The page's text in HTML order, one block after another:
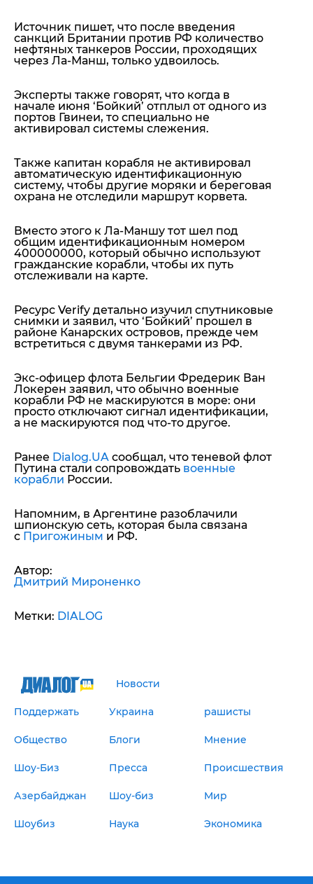
Источник пишет, что после введения
санкций Британии против РФ количество
нефтяных танкеров России, проходящих
через Ла-Манш, только удвоилось.
Эксперты также говорят, что когда в
начале июня ‘Бойкий’ отплыл от одного из
портов Гвинеи, то специально не
активировал системы слежения.
Также капитан корабля не активировал
автоматическую идентификационную
систему, чтобы другие моряки и береговая
охрана не отследили маршрут корвета.
Вместо этого к Ла-Маншу тот шел под
общим идентификационным номером
400000000, который обычно используют
гражданские корабли, чтобы их путь
отслеживали на карте.
Ресурс Verify детально изучил спутниковые
снимки и заявил, что ‘Бойкий’ прошел в
районе Канарских островов, прежде чем
встретиться с двумя танкерами из РФ.
Экс-офицер флота Бельгии Фредерик Ван
Локерен заявил, что обычно военные
корабли РФ не маскируются в море: они
просто отключают сигнал идентификации,
а не маскируются под что-то другое.
Ранее Dialog.UA сообщал, что теневой флот
Путина стали сопровождать военные
корабли России.
Напомним, в Аргентине разоблачили
шпионскую сеть, которая была связана
с Пригожиным и РФ.
Автор:
Дмитрий Мироненко
Метки: DIALOG
Новости
Поддержать Украина рашисты
Общество Блоги Мнение
Шоу-Биз Пресса Происшествия
Азербайджан Шоу-биз Мир
Шоубиз Наука Экономика